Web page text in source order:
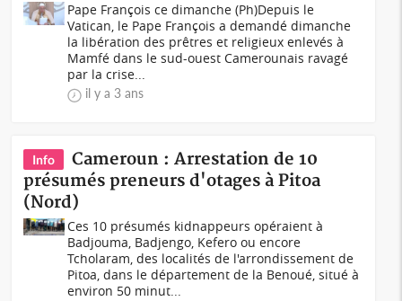
Pape François ce dimanche (Ph)Depuis le
Vatican, le Pape François a demandé dimanche
la libération des prêtres et religieux enlevés à
Mamfé dans le sud-ouest Camerounais ravagé
par la crise...
il y a 3 ans
Info
Cameroun : Arrestation de 10
présumés preneurs d'otages à Pitoa
(Nord)
Ces 10 présumés kidnappeurs opéraient à
Badjouma, Badjengo, Kefero ou encore
Tcholaram, des localités de l'arrondissement de
Pitoa, dans le département de la Benoué, situé à
environ 50 minut...